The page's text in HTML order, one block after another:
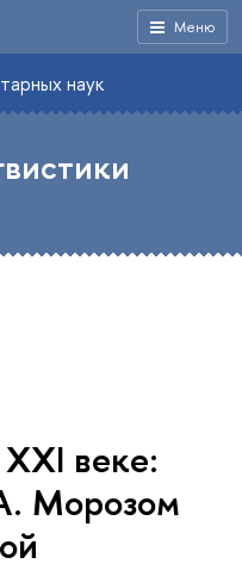
Меню
наук
веке:
Морозом